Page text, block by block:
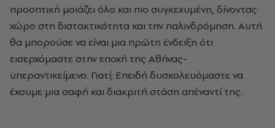
προοπτική μοιάζει όλο και πιο συγκεχυμένη, δίνοντας
χώρο στη διστακτικότητα και την παλινδρόμηση. Αυτή
θα μπορούσε να είναι μια πρώτη ένδειξη ότι
εισερχόμαστε στην εποχή της Αθήνας-
υπεραντικείμενο. Γιατί; Επειδή δυσκολευόμαστε να
έχουμε μια σαφή και διακριτή στάση απέναντί της.